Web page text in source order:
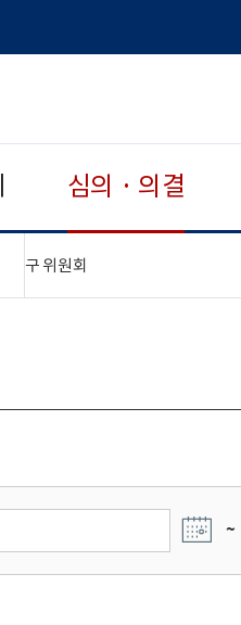
심의 · 의결
구 위원회
~